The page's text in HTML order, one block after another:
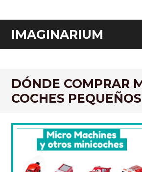
IMAGINARIUM
DÓNDE COMPRAR
COCHES PEQUEÑOS